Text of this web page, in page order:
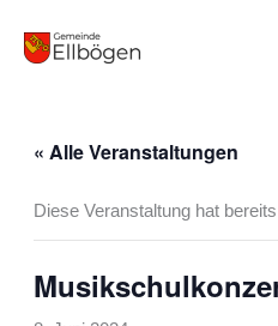
Inhalt
« Alle Veranstaltungen
Diese Veranstaltung hat